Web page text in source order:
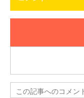
この記事へのコメン